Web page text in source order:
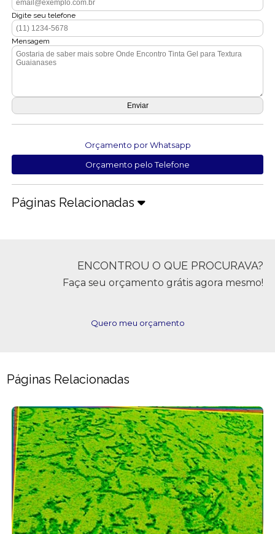
Digite seu telefone
Mensagem
Orçamento por Whatsapp
Orçamento pelo Telefone
Páginas Relacionadas
ENCONTROU O QUE PROCURAVA?
Faça seu orçamento grátis agora mesmo!
Quero meu orçamento
Páginas Relacionadas